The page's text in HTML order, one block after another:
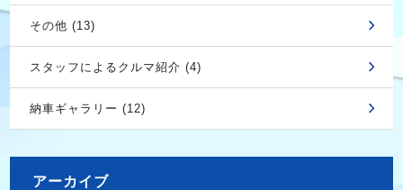
その他 (13)
スタッフによるクルマ紹介 (4)
納車ギャラリー (12)
アーカイブ